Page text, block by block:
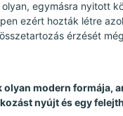
egymásra nyitott
ezért hozták létre
érzését
modern formája,
nyújt és egy